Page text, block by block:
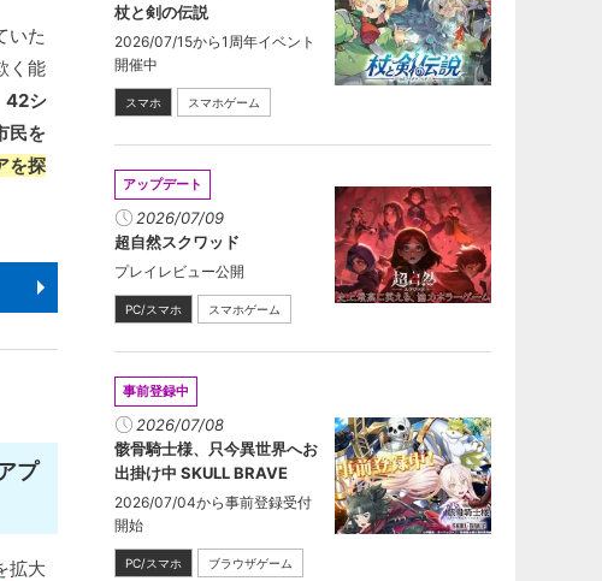
いた
く能
42シ
民を
を探
プ
拡大
杖と剣の伝説
2026/07/15から1周年イベント
開催中
スマホ スマホゲーム
アップデート
2026/07/09
超自然スクワッド
プレイレビュー公開
PC/スマホ スマホゲーム
事前登録中
2026/07/08
骸骨騎士様、只今異世界へお
出掛け中 SKULL BRAVE
2026/07/04から事前登録受付
開始
PC/スマホ ブラウザゲーム